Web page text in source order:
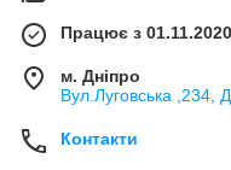
Працює з 01.11.2020
м. Дніпро
Вул.Луговська ,234,
Контакти